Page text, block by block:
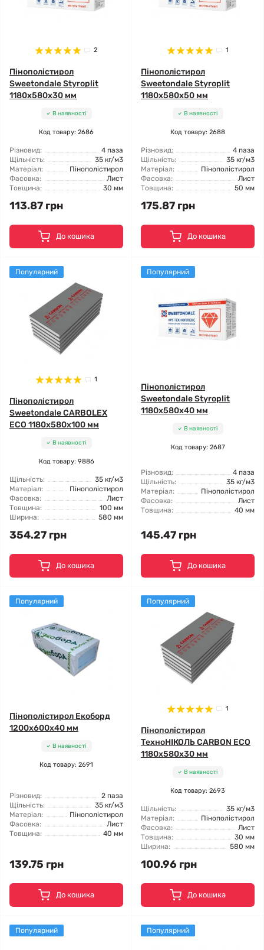
2
Пінополістирол
Sweetondale Styroplit
1180x580x30 мм
В наявності
Код товару: 2686
Різновид:
4 паза
Щільність:
35 кг/м3
Матеріал:
Пінополістирол
Фасовка:
Лист
Товщина:
30 мм
113.87 грн
До кошика
1
Пінополістирол
Sweetondale Styroplit
1180x580x50 мм
В наявності
Код товару: 2688
Різновид:
4 паза
Щільність:
35 кг/м3
Матеріал:
Пінополістирол
Фасовка:
Лист
Товщина:
50 мм
175.87 грн
До кошика
Популярний
1
Пінополістирол
Sweetondale CARBOLEX
ECO 1180x580x100 мм
В наявності
Код товару: 9886
Щільність:
35 кг/м3
Матеріал:
Пінополістирол
Фасовка:
Лист
Товщина:
100 мм
Ширина:
580 мм
354.27 грн
До кошика
Популярний
Пінополістирол
Sweetondale Styroplit
1180x580x40 мм
В наявності
Код товару: 2687
Різновид:
4 паза
Щільність:
35 кг/м3
Матеріал:
Пінополістирол
Фасовка:
Лист
Товщина:
40 мм
145.47 грн
До кошика
Популярний
Пінополістирол Екоборд
1200x600x40 мм
В наявності
Код товару: 2691
Різновид:
2 паза
Щільність:
35 кг/м3
Матеріал:
Пінополістирол
Фасовка:
Лист
Товщина:
40 мм
139.75 грн
До кошика
Популярний
1
Пінополістирол
ТехноНІКОЛЬ CARBON ECO
1180x580x30 мм
В наявності
Код товару: 2693
Щільність:
35 кг/м3
Матеріал:
Пінополістирол
Фасовка:
Лист
Товщина:
30 мм
Ширина:
580 мм
100.96 грн
До кошика
Популярний Популярний